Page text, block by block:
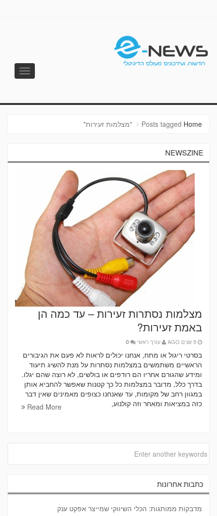
Toggle
Home Posts tagged "מצלמות זעירות"
NEWSZINE
מצלמות נסתרות זעירות – עד כמה הן
באמת זעירות?
עורך ראשי 0
בסרטי ריגול או מתח, אנחנו יכולים לראות לא פעם את הגיבורים
הראשיים משתמשים במצלמות נסתרות על מנת להשיג תיעוד
ומידע שהגורם אחריו הם רודפים או בולשים, לא רוצה שהם יגלו.
בדרך כלל, מדובר במצלמות כל כך קטנות שאפשר להחביא אותן
במגוון רחב של מקומות, עד שאנחנו כצופים מאמינים שאין דבר
כזה במציאות ומאחר וזה קולנוע,
Read More
כתבות אחרונות
מדבקות ממותגות: הכלי השיווקי שמייצר אפקט ענק